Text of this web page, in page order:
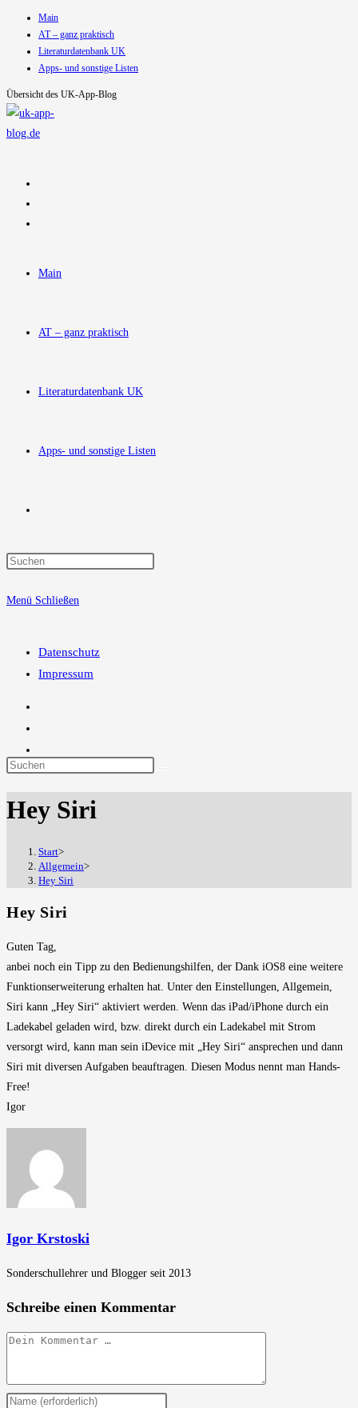
Inhalt
springen
Main
AT – ganz praktisch
Literaturdatenbank UK
Apps- und sonstige Listen
Übersicht des UK-App-Blog
Main
AT – ganz praktisch
Literaturdatenbank UK
Apps- und sonstige Listen
Suche
Menü Schließen
Datenschutz
Impressum
Diese
durchsuchen
Hey Siri
Start>
Allgemein>
Hey Siri
Hey Siri
Guten Tag,
anbei noch ein Tipp zu den Bedienungshilfen, der Dank iOS8 eine weitere
Funktionserweiterung erhalten hat. Unter den Einstellungen, Allgemein,
Siri kann „Hey Siri“ aktiviert werden. Wenn das iPad/iPhone durch ein
Ladekabel geladen wird, bzw. direkt durch ein Ladekabel mit Strom
versorgt wird, kann man sein iDevice mit „Hey Siri“ ansprechen und dann
Siri mit diversen Aufgaben beauftragen. Diesen Modus nennt man Hands-
Free!
Igor
Igor Krstoski
Sonderschullehrer und Blogger seit 2013
Schreibe einen Kommentar
Kommentar
Gib